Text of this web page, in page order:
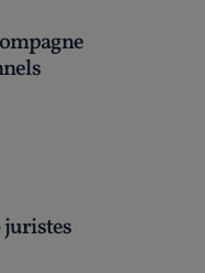
juristes